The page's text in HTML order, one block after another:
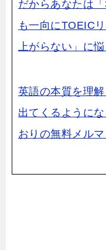
だからあなたは
も一向にTOEIC
上がらない」に悩
英語の本質を理
出てくるように
おりの無料メル